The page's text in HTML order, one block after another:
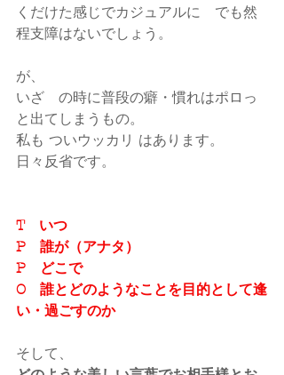
くだけた感じでカジュアルに　でも然
程支障はないでしょう。
が、
いざ　の時に普段の癖・慣れはポロっ
と出てしまうもの。
私も ついウッカリ はあります。
日々反省です。
T　いつ
P　誰が（アナタ）
P　どこで
O　誰とどのようなことを目的として逢
い・過ごすのか
そして、